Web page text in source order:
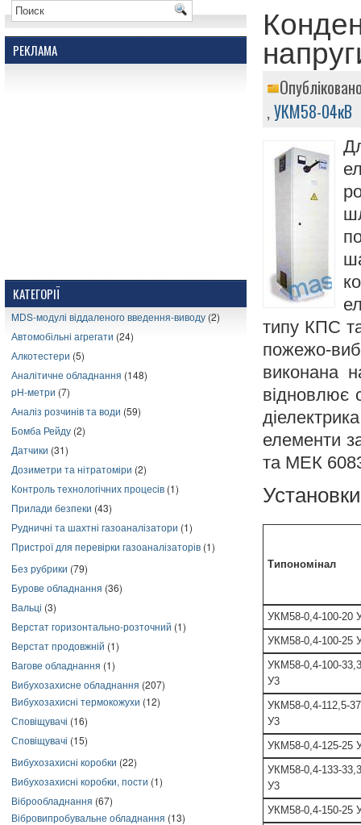
РЕКЛАМА
КАТЕГОРІЇ
MDS-модулі віддаленого введення-виводу (2)
Автомобільні агрегати (24)
Алкотестери (5)
Аналітичне обладнання (148)
pH-метри (7)
Аналіз розчинів та води (59)
Бомба Рейду (2)
Датчики (31)
Дозиметри та нітратоміри (2)
Контроль технологічних процесів (1)
Прилади безпеки (43)
Рудничні та шахтні газоаналізатори (1)
Пристрої для перевірки газоаналізаторів (1)
Без рубрики (79)
Бурове обладнання (36)
Вальці (3)
Верстат горизонтально-розточний (1)
Верстат продовжній (1)
Вагове обладнання (1)
Вибухозахисне обладнання (207)
Вибухозахисні термокожухи (12)
Сповіщувачі (16)
Сповіщувачі (15)
Вибухозахисні коробки (22)
Вибухозахисні коробки, пости (1)
Віброобладнання (67)
Вібровипробувальне обладнання (13)
, УКМ58-04кВ
типу КПС
пожежо-
виконана
відновлює
елементи
та МЕК
Типономінал
УКМ58-0,4-100-20
УКМ58-0,4-100-25
УКМ58-0,4-100-33,3
У3
УКМ58-0,4-112,5-
У3
УКМ58-0,4-125-25
УКМ58-0,4-133-33,3
У3
УКМ58-0,4-150-25